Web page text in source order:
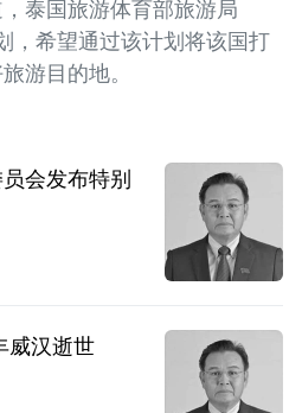
泰国旅游体育部旅游局
，希望通过该计划将该国打
游目的地。
会发布特别
威汉逝世